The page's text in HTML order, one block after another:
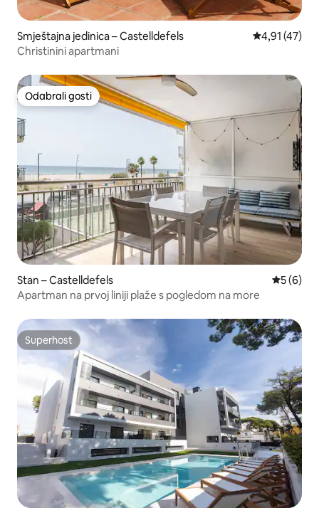
Smještajna jedinica – Castelldefels Prosječna
4,91 (47)
Christinini apartmani
Odabrali gosti
Odabrali gosti
Stan – Castelldefels
5 (6)
Apartman na prvoj liniji plaže s pogledom na more
Superhost
Superhost